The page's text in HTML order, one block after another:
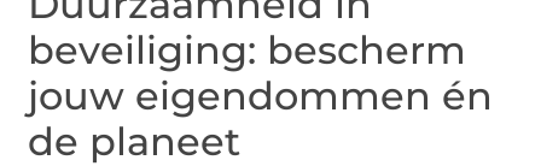
beveiliging: bescherm
jouw eigendommen én
de planeet